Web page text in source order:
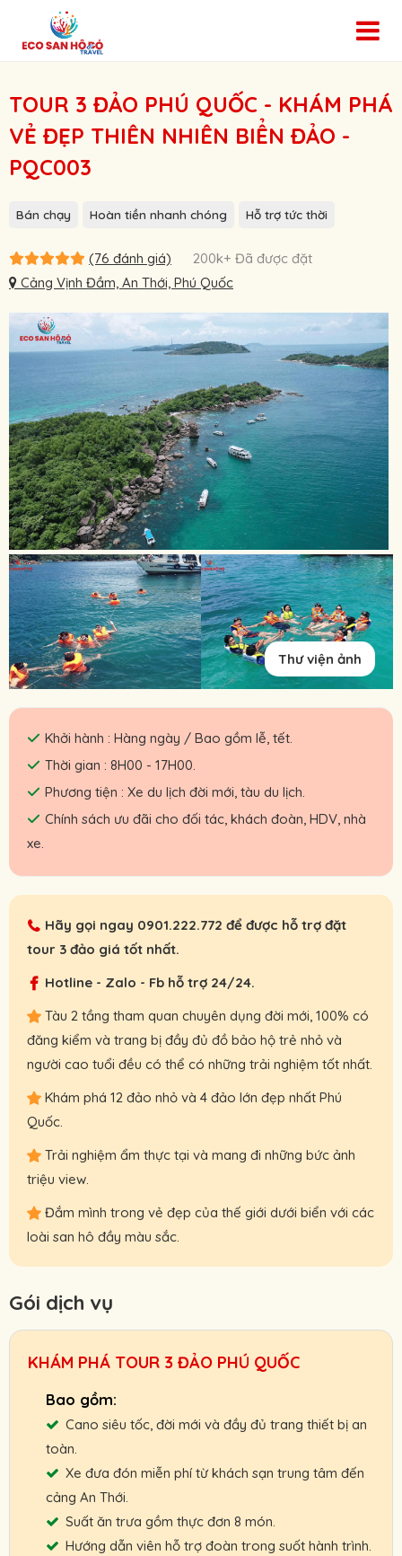
TOUR 3 ĐẢO PHÚ QUỐC - KHÁM PHÁ
VẺ ĐẸP THIÊN NHIÊN BIỂN ĐẢO -
PQC003
Bán chạy Hoàn tiền nhanh chóng Hỗ trợ tức thời
(76 đánh giá)
200k+ Đã được đặt
Cảng Vịnh Đầm, An Thới, Phú Quốc
Thư viện ảnh
Khởi hành : Hàng ngày / Bao gồm lễ, tết.
Thời gian : 8H00 - 17H00.
Phương tiện : Xe du lịch đời mới, tàu du lịch.
Chính sách ưu đãi cho đối tác, khách đoàn, HDV, nhà
xe.
Hãy gọi ngay 0901.222.772 để được hỗ trợ đặt
tour 3 đảo giá tốt nhất.
Hotline - Zalo - Fb hỗ trợ 24/24.
Tàu 2 tầng tham quan chuyên dụng đời mới, 100% có
đăng kiểm và trang bị đầy đủ đồ bảo hộ trẻ nhỏ và
người cao tuổi đều có thể có những trải nghiệm tốt nhất.
Khám phá 12 đảo nhỏ và 4 đảo lớn đẹp nhất Phú
Quốc.
Trải nghiệm ẩm thực tại và mang đi những bức ảnh
triệu view.
Đắm mình trong vẻ đẹp của thế giới dưới biển với các
loài san hô đầy màu sắc.
Gói dịch vụ
KHÁM PHÁ TOUR 3 ĐẢO PHÚ QUỐC
Cano siêu tốc, đời mới và đầy đủ trang thiết bị an
toàn.
Xe đưa đón miễn phí từ khách sạn trung tâm đến
cảng An Thới.
Suất ăn trưa gồm thực đơn 8 món.
Hướng dẫn viên hỗ trợ đoàn trong suốt hành trình.